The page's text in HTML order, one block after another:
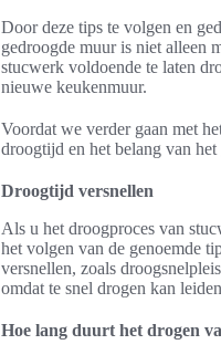
Door deze tips te volgen en
gedroogde muur is niet alleen
stucwerk voldoende te laten
nieuwe keukenmuur.
Voordat we verder gaan met
droogtijd en het belang van
Droogtijd versnellen
Als u het droogproces van
het volgen van de genoemde
versnellen, zoals
omdat te snel drogen kan
Hoe lang duurt het drogen